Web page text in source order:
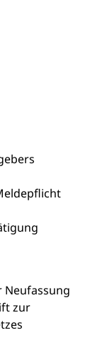
zur